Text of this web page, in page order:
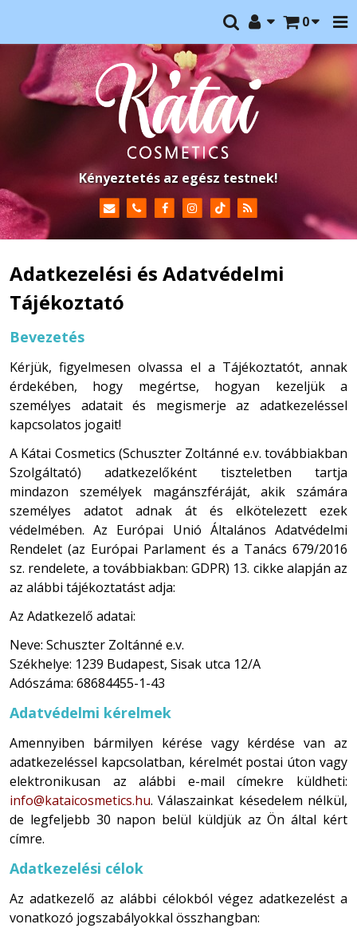
0
Kényeztetés az egész testnek!
Adatkezelési és Adatvédelmi
Tájékoztató
Bevezetés
Kérjük, figyelmesen olvassa el a Tájékoztatót, annak
érdekében, hogy megértse, hogyan kezeljük a
személyes adatait és megismerje az adatkezeléssel
kapcsolatos jogait!
A Kátai Cosmetics (Schuszter Zoltánné e.v. továbbiakban
Szolgáltató) adatkezelőként tiszteletben tartja
mindazon személyek magánszféráját, akik számára
személyes adatot adnak át és elkötelezett ezek
védelmében. Az Európai Unió Általános Adatvédelmi
Rendelet (az Európai Parlament és a Tanács 679/2016
sz. rendelete, a továbbiakban: GDPR) 13. cikke alapján az
az alábbi tájékoztatást adja:
Az Adatkezelő adatai:
Neve: Schuszter Zoltánné e.v.
Székhelye: 1239 Budapest, Sisak utca 12/A
Adószáma: 68684455-1-43
Adatvédelmi kérelmek
Amennyiben bármilyen kérése vagy kérdése van az
adatkezeléssel kapcsolatban, kérelmét postai úton vagy
elektronikusan az alábbi e-mail címekre küldheti:
info@kataicosmetics.hu. Válaszainkat késedelem nélkül,
de legfeljebb 30 napon belül küldjük az Ön által kért
címre.
Adatkezelési célok
Az adatkezelő az alábbi célokból végez adatkezelést a
vonatkozó jogszabályokkal összhangban: